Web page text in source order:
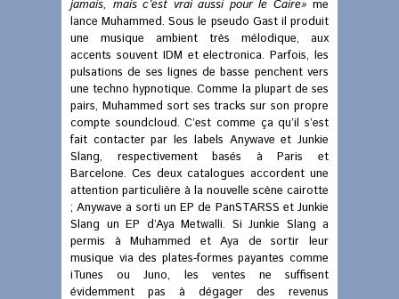
jamais, mais c’est vrai aussi pour le Caire» me
lance Muhammed. Sous le pseudo Gast il produit
une musique ambient très mélodique, aux
accents souvent IDM et electronica. Parfois, les
pulsations de ses lignes de basse penchent vers
une techno hypnotique. Comme la plupart de ses
pairs, Muhammed sort ses tracks sur son propre
compte soundcloud. C’est comme ça qu’il s’est
fait contacter par les labels Anywave et Junkie
Slang, respectivement basés à Paris et
Barcelone. Ces deux catalogues accordent une
attention particulière à la nouvelle scène cairotte
; Anywave a sorti un EP de PanSTARSS et Junkie
Slang un EP d’Aya Metwalli. Si Junkie Slang a
permis à Muhammed et Aya de sortir leur
musique via des plates-formes payantes comme
iTunes ou Juno, les ventes ne suffisent
évidemment pas à dégager des revenus